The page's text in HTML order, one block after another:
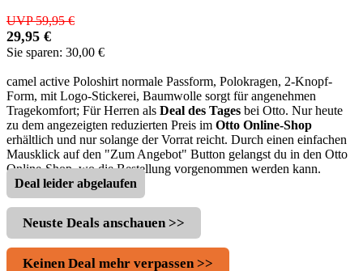
UVP 59,95 €
29,95 €
Sie sparen: 30,00 €
camel active Poloshirt normale Passform, Polokragen, 2-Knopf-
Form, mit Logo-Stickerei, Baumwolle sorgt für angenehmen
Tragekomfort; Für Herren als Deal des Tages bei Otto. Nur heute
zu dem angezeigten reduzierten Preis im Otto Online-Shop
erhältlich und nur solange der Vorrat reicht. Durch einen einfachen
Mausklick auf den "Zum Angebot" Button gelangst du in den Otto
Online-Shop, wo die Bestellung vorgenommen werden kann.
Deal leider abgelaufen
Neuste Deals anschauen >>
Keinen Deal mehr verpassen >>